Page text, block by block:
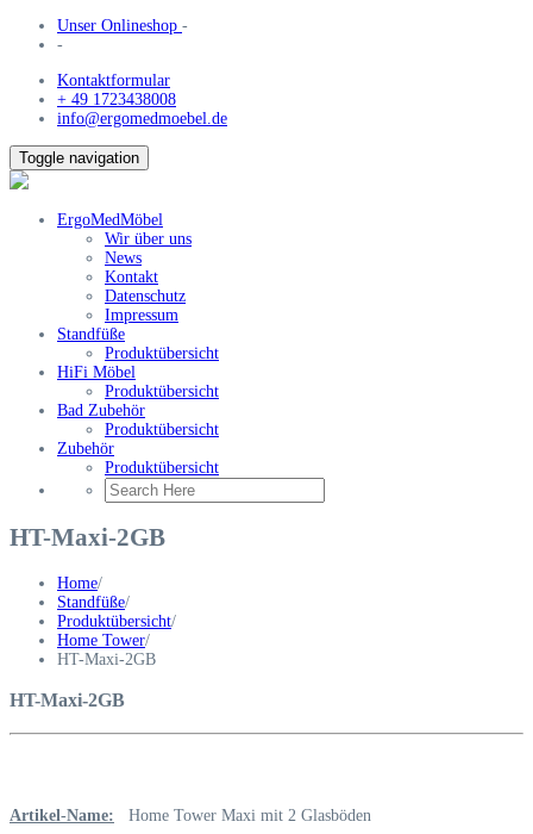
Unser Onlineshop -
-
Kontaktformular
+ 49 1723438008
info@ergomedmoebel.de
Toggle navigation
ErgoMedMöbel
Wir über uns
News
Kontakt
Datenschutz
Impressum
Standfüße
Produktübersicht
HiFi Möbel
Produktübersicht
Bad Zubehör
Produktübersicht
Zubehör
Produktübersicht
HT-Maxi-2GB
Home/
Standfüße/
Produktübersicht/
Home Tower/
HT-Maxi-2GB
HT-Maxi-2GB
Artikel-Name: Home Tower Maxi mit 2 Glasböden